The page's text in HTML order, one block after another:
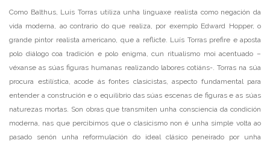
Como Balthus, Luís Torras utiliza unha linguaxe realista como negación da
vida moderna, ao contrario do que realiza, por exemplo Edward Hopper, o
grande pintor realista americano, que a reflicte. Luís Torras prefire e aposta
polo diálogo coa tradición e polo enigma, cun ritualismo moi acentuado –
véxanse as súas figuras humanas realizando labores cotiáns-. Torras na súa
procura estilística, acode ás fontes clasicistas, aspecto fundamental para
entender a construción e o equilibrio das súas escenas de figuras e as súas
naturezas mortas. Son obras que transmiten unha consciencia da condición
moderna, nas que percibimos que o clasicismo non é unha simple volta ao
pasado senón unha reformulación do ideal clásico peneirado por unha